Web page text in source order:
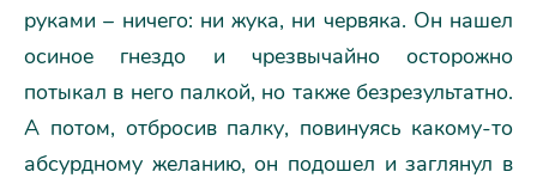
руками – ничего: ни жука, ни червяка. Он нашел
осиное гнездо и чрезвычайно осторожно
потыкал в него палкой, но также безрезультатно.
А потом, отбросив палку, повинуясь какому-то
абсурдному желанию, он подошел и заглянул в